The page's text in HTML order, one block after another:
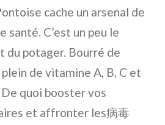
cache un arsenal de
C’est un peu le
du potager. Bourré de
de vitamine A, B, C et
De quoi booster vos
et affronter les病毒